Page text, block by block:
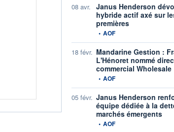
08 avr.
Janus Henderson
hybride actif axé sur
premières
information fournie par
• AOF
18 févr. Mandarine Gestion :
L'Hénoret nommé
commercial Wholesale
information fournie par
• AOF
05 févr. Janus Henderson
équipe dédiée à la
marchés émergents
information fournie par
• AOF